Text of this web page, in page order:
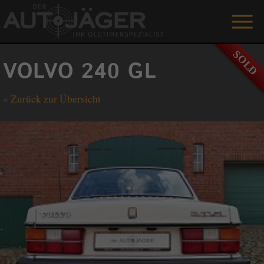
ANGEBOTE
DER AUTOJÄGER
GÄSTEBUCH
KONTAKT
ENGLISH
0 1515 / 466 66 80
VOLVO 240 GL
« Zurück zur Übersicht